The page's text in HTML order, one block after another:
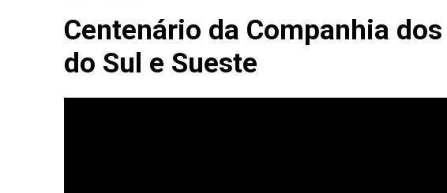
Centenário da Companhia
do Sul e Sueste